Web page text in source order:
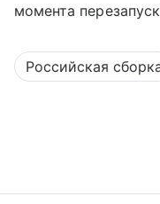
момента
Российская